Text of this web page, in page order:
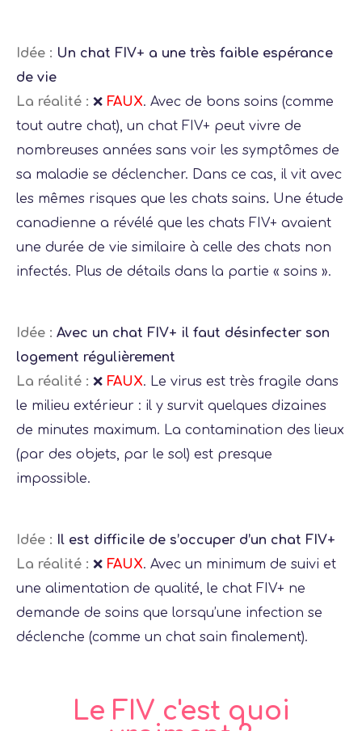
Idée : Un chat FIV+ a une très faible espérance
de vie
La réalité : ❌ FAUX. Avec de bons soins (comme
tout autre chat), un chat FIV+ peut vivre de
nombreuses années sans voir les symptômes de
sa maladie se déclencher. Dans ce cas, il vit avec
les mêmes risques que les chats sains. Une étude
canadienne a révélé que les chats FIV+ avaient
une durée de vie similaire à celle des chats non
infectés. Plus de détails dans la partie « soins ».
Idée : Avec un chat FIV+ il faut désinfecter son
logement régulièrement
La réalité : ❌ FAUX. Le virus est très fragile dans
le milieu extérieur : il y survit quelques dizaines
de minutes maximum. La contamination des lieux
(par des objets, par le sol) est presque
impossible.
Idée : Il est difficile de s’occuper d’un chat FIV+
La réalité : ❌ FAUX. Avec un minimum de suivi et
une alimentation de qualité, le chat FIV+ ne
demande de soins que lorsqu’une infection se
déclenche (comme un chat sain finalement).
Le FIV c'est quoi